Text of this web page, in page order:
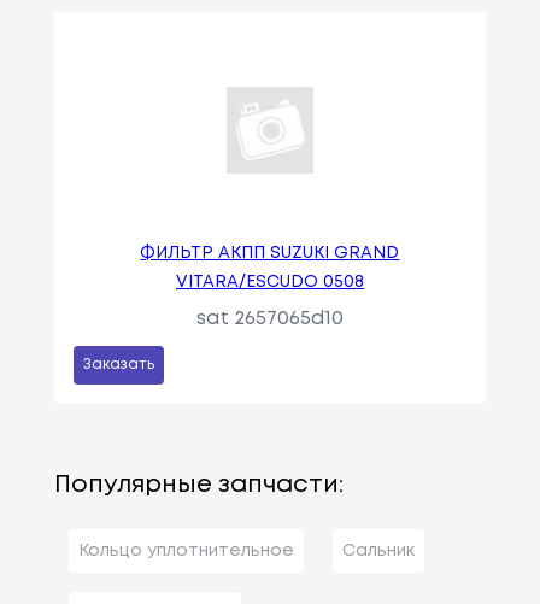
ФИЛЬТР АКПП SUZUKI GRAND
VITARA/ESCUDO 0508
sat 2657065d10
Заказать
Популярные запчасти:
Кольцо уплотнительное Сальник